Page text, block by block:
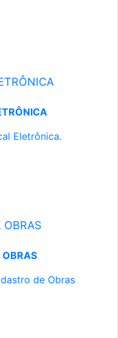
Eletrônica.
OBRAS
de Obras